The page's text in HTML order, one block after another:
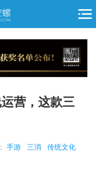
推广
营，这款三
手游 三消 传统文化